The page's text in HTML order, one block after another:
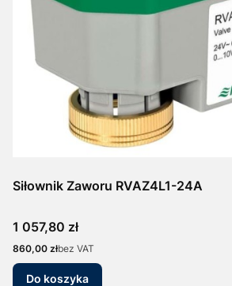
Siłownik Zaworu RVAZ4L1-24A
Cena
1 057,80 zł
Cena
860,00 złbez VAT
Do koszyka